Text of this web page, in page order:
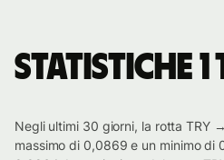
Statistiche 1
Negli ultimi 30 giorni, la rotta TRY
massimo di 0,0869 e un minimo di